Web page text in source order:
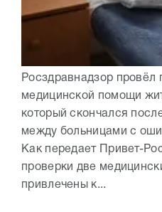
Росздравнадзор провёл
медицинской помощи
который скончался
между больницами с
Как передает Привет-
проверки две
привлечены к...